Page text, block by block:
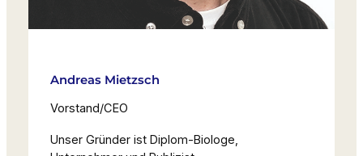
Andreas Mietzsch
Vorstand/CEO
Unser Gründer ist Diplom-Biologe,